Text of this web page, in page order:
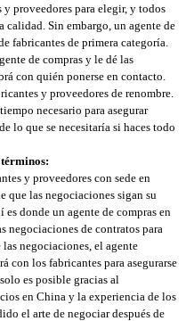
proveedores para elegir, y todos
calidad. Sin embargo, un agente de
fabricantes de primera categoría.
de compras y le dé las
con quién ponerse en contacto.
y proveedores de renombre.
necesario para asegurar
lo que se necesitaría si haces todo
términos:
y proveedores con sede en
que las negociaciones sigan su
donde un agente de compras en
de contratos para
negociaciones, el agente
con los fabricantes para asegurarse
es posible gracias al
en China y la experiencia de los
el arte de negociar después de